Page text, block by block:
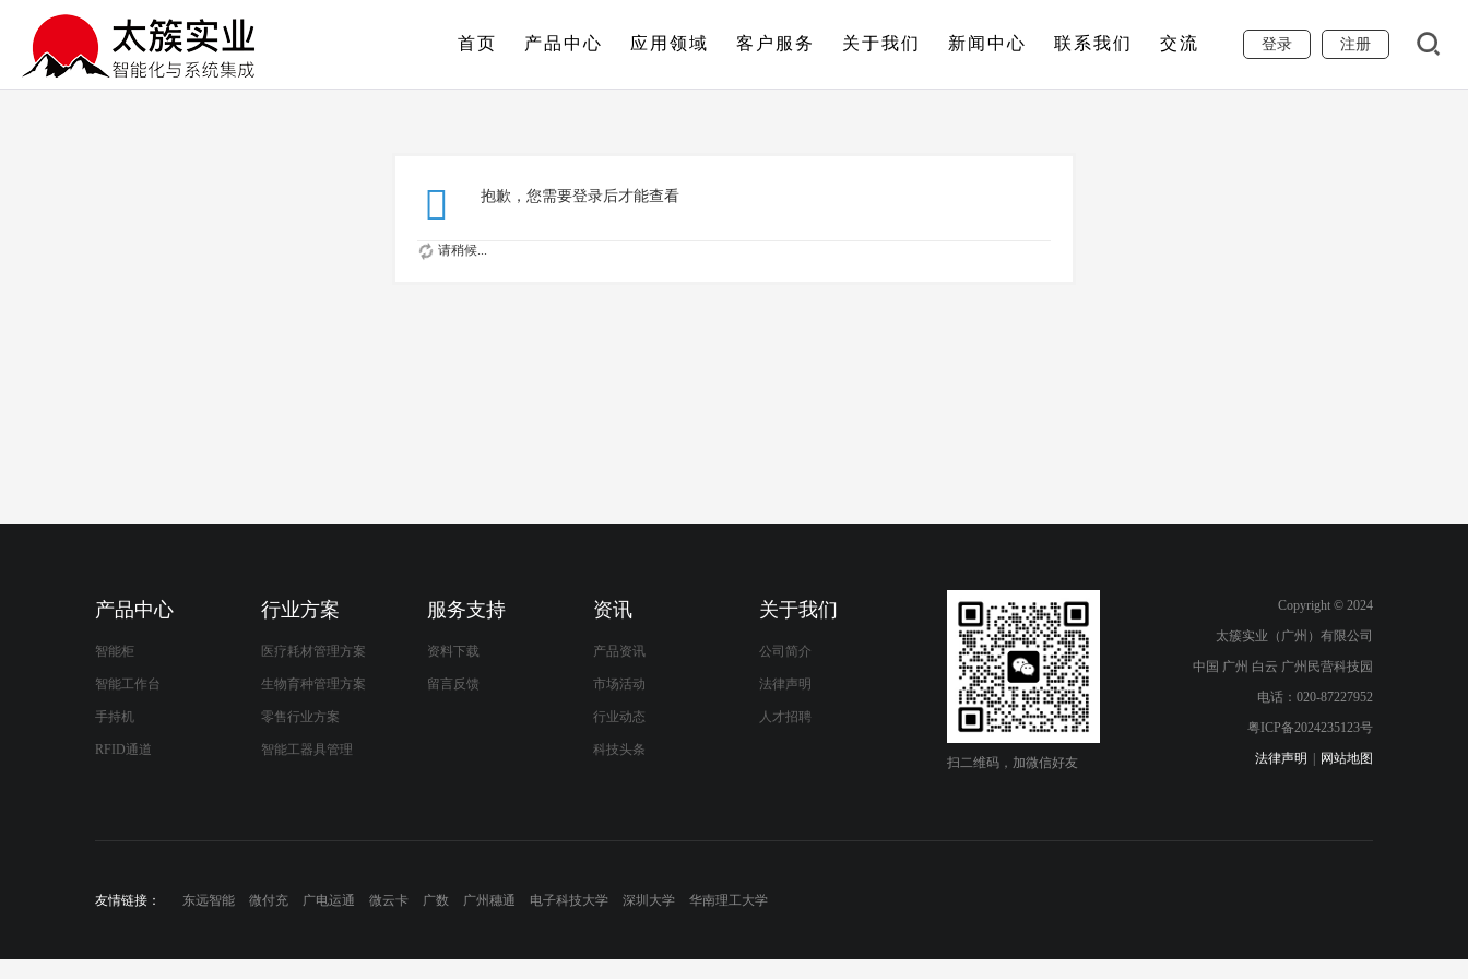
登录 注册
首页 产品中心 应用领域 客户服务 关于我们 新闻中心 联系我们 交流
抱歉，您需要登录后才能查看
请稍候...
产品中心
智能柜
智能工作台
手持机
RFID通道
行业方案
医疗耗材管理方案
生物育种管理方案
零售行业方案
智能工器具管理
服务支持
资料下载
留言反馈
资讯
产品资讯
市场活动
行业动态
科技头条
关于我们
公司简介
法律声明
人才招聘
扫二维码，加微信好友
Copyright © 2024
太簇实业（广州）有限公司
中国 广州 白云 广州民营科技园
电话：020-87227952
粤ICP备2024235123号
法律声明
网站地图
友情链接： 东远智能 微付充 广电运通 微云卡 广数 广州穗通 电子科技大学 深圳大学 华南理工大学